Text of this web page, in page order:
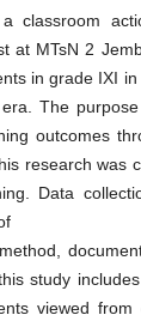
classroom
at MTsN 2
in grade IXI
The
outcomes
research was
Data
study
viewed from